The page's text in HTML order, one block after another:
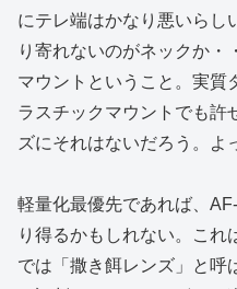
にテレ端はかなり悪いらし
り寄れないのがネックか・
マウントということ。実質
ラスチックマウントでも許
ズにそれはないだろう。よ
軽量化最優先であれば、
り得るかもしれない。これ
では「撒き餌レンズ」と呼